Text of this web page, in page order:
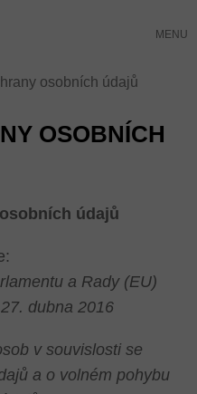
KOŠÍK
osobních údajů
OSOBNÍCH
údajů
a Rady (EU)
dubna 2016
v souvislosti se
a o volném pohybu